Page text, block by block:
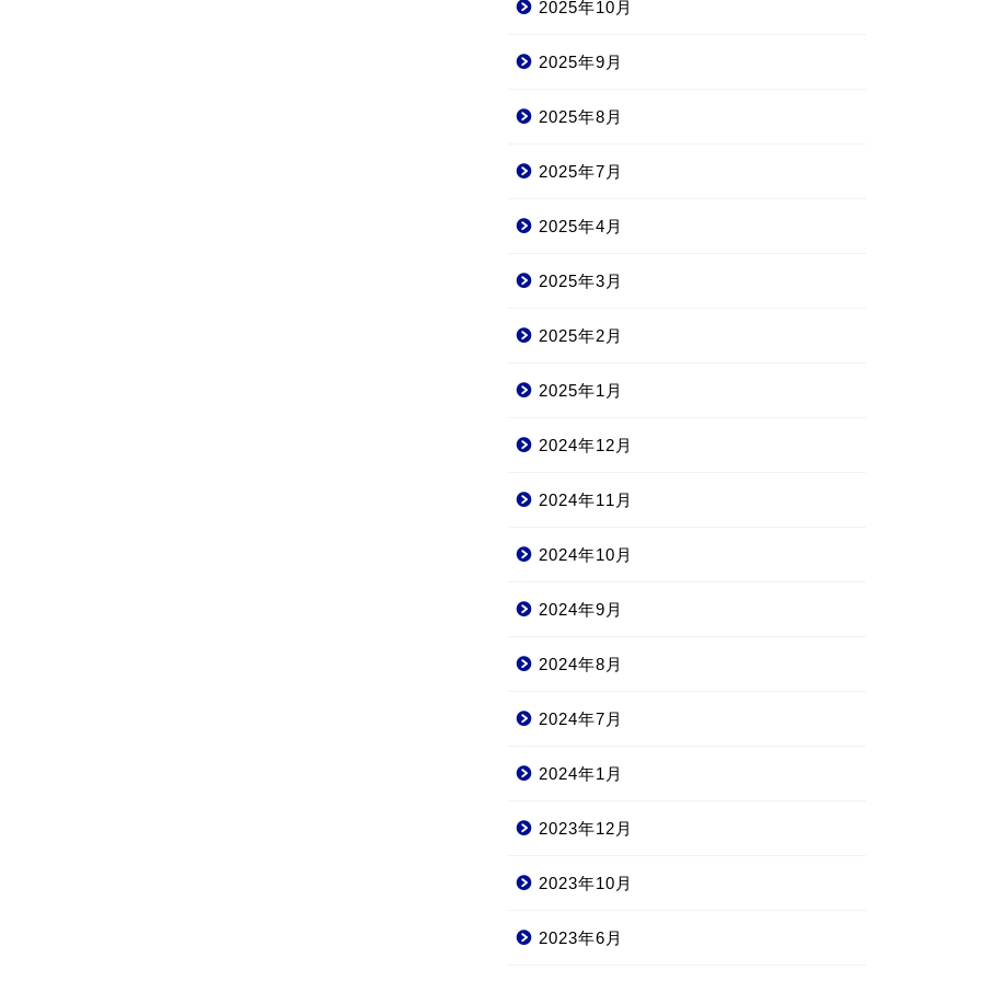
2025年10月
2025年9月
2025年8月
2025年7月
2025年4月
2025年3月
2025年2月
2025年1月
2024年12月
2024年11月
2024年10月
2024年9月
2024年8月
2024年7月
2024年1月
2023年12月
2023年10月
2023年6月